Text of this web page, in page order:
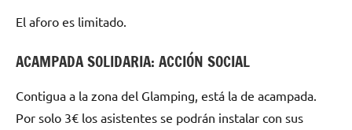
El aforo es limitado.
ACAMPADA SOLIDARIA: ACCIÓN SOCIAL
Contigua a la zona del Glamping, está la de acampada.
Por solo 3€ los asistentes se podrán instalar con sus